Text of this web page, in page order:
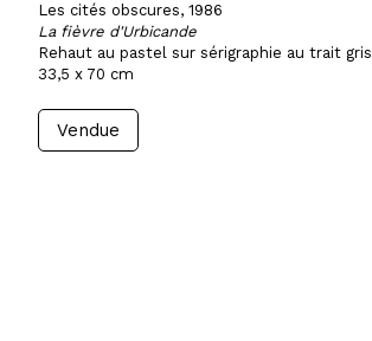
Les cités obscures, 1986
La fièvre d'Urbicande
Rehaut au pastel sur sérigraphie au trait gris
33,5 x 70 cm
Vendue